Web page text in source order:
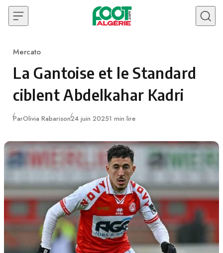
Skip to content
Category
Mercato
La Gantoise et le Standard
ciblent Abdelkahar Kadri
ParOlivia RabarisonPublié
24 juin 20251 min lire